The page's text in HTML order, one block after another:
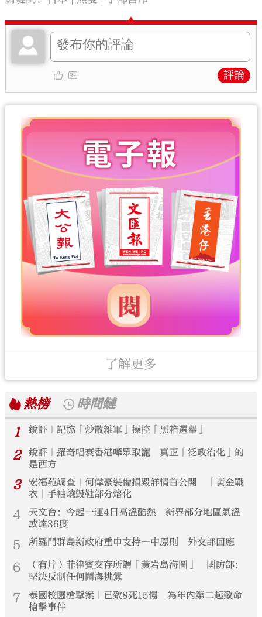
評論
了解更多
熱榜
時間鏈
1
銳評｜記協「炒散雜軍」操控「黑箱選舉」
2
銳評｜羅奇唱衰香港嘩眾取寵 真正「泛政治化」的
是西方
3
宏福苑調查｜何偉豪裝備損毀詳情首公開 「黃金戰
衣」手袖燒毀鞋部分熔化
4
天文台：今起一連4日高溫酷熱 新界部分地區氣溫
或達36度
5 所羅門群島新政府重申支持一中原則 外交部回應
6
（有片）菲律賓交存所謂「黃岩島海圖」 國防部：
堅決反制任何鬧海挑釁
7
泰國校園槍擊案｜已致8死15傷 為年內第二起致命
槍擊事件